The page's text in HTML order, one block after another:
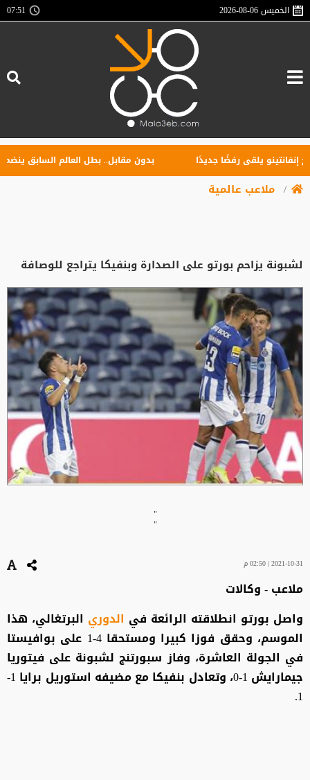
الخميس2026-08-06
07:51
يلقى رفضًا جديدًا بدون مقابل.. بطل العالم السابق ينضم إلى
ملاعب عالمية
لشبونة يزاحم بورتو على الصدارة وبنفيكا يتراجع للوصافة
"
"
2021-10-31 | 02:50 م
ملاعب - وكالات
واصل بورتو انطلاقته الرائعة في الدوري البرتغالي، هذا
الموسم، وحقق فوزا كبيرا ومستحقا 4-1 على بوافيستا
في الجولة العاشرة، وفاز سبورتنج لشبونة على فيتوريا
جيمارايش 1-0، وتعادل بنفيكا مع مضيفه استوريل برايا 1-
1.